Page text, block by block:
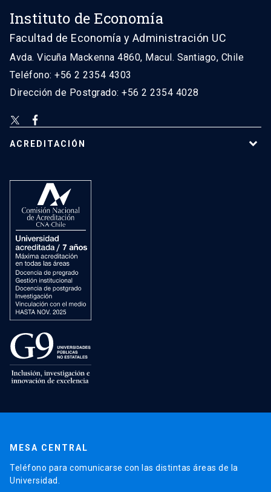
Instituto de Economía
Facultad de Economía y Administración UC
Avda. Vicuña Mackenna 4860, Macul. Santiago, Chile
Teléfono: +56 2 2354 4303
Dirección de Postgrado: +56 2 2354 4028
ACREDITACIÓN
MESA CENTRAL
Teléfono para comunicarse con las distintas áreas de la
Universidad.